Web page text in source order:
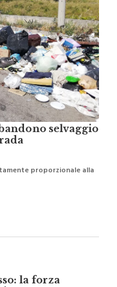
selvaggio
proporzionale alla
la forza